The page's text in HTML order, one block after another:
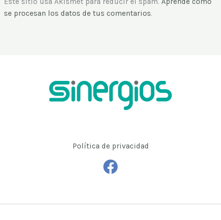
se procesan los datos de tus comentarios.
Política de privacidad